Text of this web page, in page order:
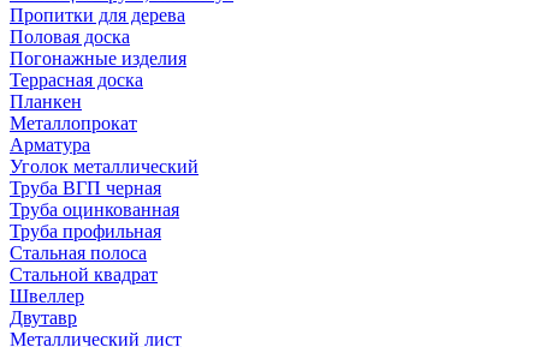
Пропитки для дерева
Половая доска
Погонажные изделия
Террасная доска
Планкен
Металлопрокат
Арматура
Уголок металлический
Труба ВГП черная
Труба оцинкованная
Труба профильная
Стальная полоса
Стальной квадрат
Швеллер
Двутавр
Металлический лист